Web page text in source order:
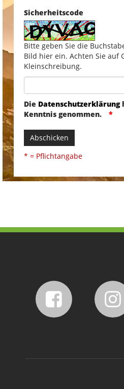
Sicherheitscode
Bitte geben Sie die
Bild hier ein. Achten Sie auf
Kleinschreibung.
Die Datenschutzerklärung
Kenntnis genommen.
Abschicken
* = Pflichtangabe